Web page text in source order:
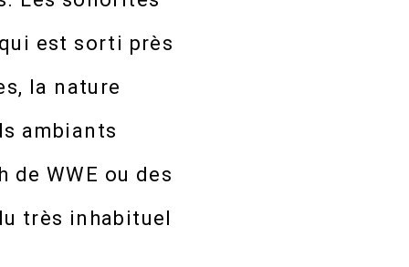
est sorti près
la nature
ambiants
de WWE ou des
très inhabituel